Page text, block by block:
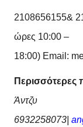
2108656155&
ώρες 10:00 –
18:00) Email :
Περισσότερες
Άντζυ
6932258073|